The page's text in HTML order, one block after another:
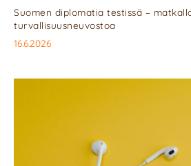
Suomen diplomatia testissä –
turvallisuusneuvostoa
16.6.2026